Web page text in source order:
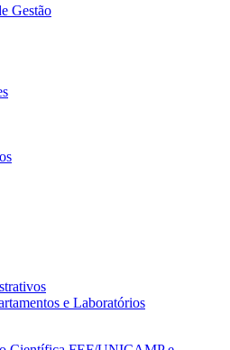
Gestão
e Laboratórios